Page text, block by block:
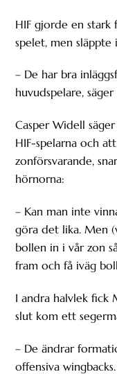
HIF gjorde en
spelet, men släppte
– De har bra
huvudspelare,
Casper Widell
HIF-spelarna och
zonförsvarande,
hörnorna:
– Kan man inte
göra det lika. Men
bollen in i vår zon
fram och få iväg
I andra halvlek fick
slut kom ett
– De ändrar
offensiva